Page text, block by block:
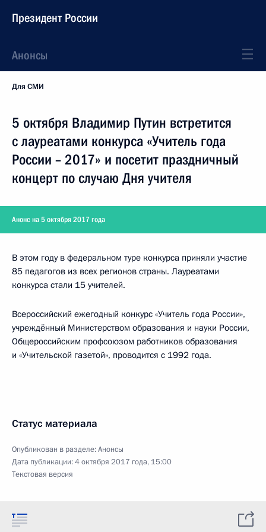
Президент России
Анонсы
Для СМИ
5 октября Владимир Путин встретится
с лауреатами конкурса «Учитель года
России – 2017» и посетит праздничный
концерт по случаю Дня учителя
Анонс на 5 октября 2017 года
В этом году в федеральном туре конкурса приняли участие
85 педагогов из всех регионов страны. Лауреатами
конкурса стали 15 учителей.
Всероссийский ежегодный конкурс «Учитель года России»,
учреждённый Министерством образования и науки России,
Общероссийским профсоюзом работников образования
и «Учительской газетой», проводится с 1992 года.
Статус материала
Опубликован в разделе:Анонсы
Дата публикации:4 октября 2017 года, 15:00
Текстовая версия